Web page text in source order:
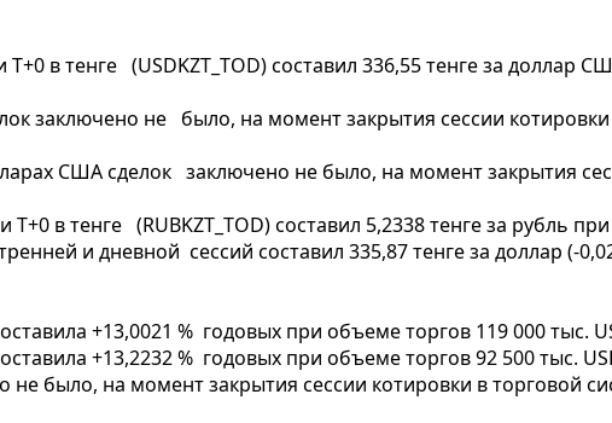
в тенге (USDKZT_TOD) составил 336,55 тенге за доллар
заключено не было, на момент закрытия сессии котировки
США сделок заключено не было, на момент закрытия
в тенге (RUBKZT_TOD) составил 5,2338 тенге за рубль
и дневной сессий составил 335,87 тенге за доллар (-
+13,0021 % годовых при объеме торгов 119 000 тыс.
+13,2232 % годовых при объеме торгов 92 500 тыс.
не было, на момент закрытия сессии котировки в торговой